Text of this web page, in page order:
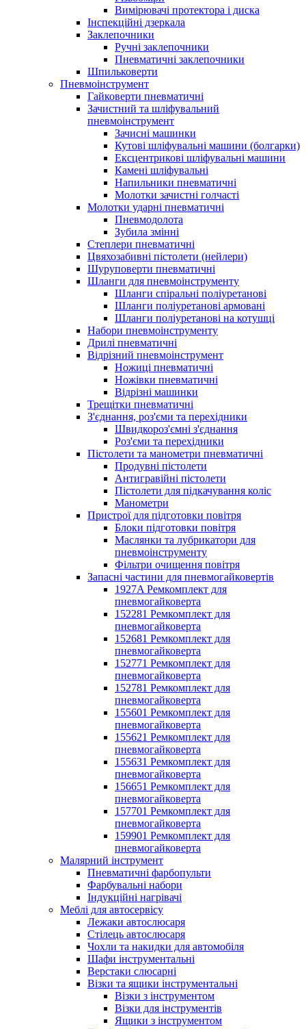
Вимірювачі протектора і диска
Інспекційні дзеркала
Заклепочники
Ручні заклепочники
Пневматичні заклепочники
Шпильковерти
Пневмоінструмент
Гайковерти пневматичні
Зачистний та шліфувальний
пневмоінструмент
Зачисні машинки
Кутові шліфувальні машини (болгарки)
Ексцентрикові шліфувальні машини
Камені шліфувальні
Напильники пневматичні
Молотки зачистні голчасті
Молотки ударні пневматичні
Пневмодолота
Зубила змінні
Степлери пневматичні
Цвяхозабивні пістолети (нейлери)
Шуруповерти пневматичні
Шланги для пневмоінструменту
Шланги спіральні поліуретанові
Шланги поліуретанові армовані
Шланги поліуретанові на котушці
Набори пневмоінструменту
Дрилі пневматичні
Відрізний пневмоінструмент
Ножиці пневматичні
Ножівки пневматичні
Відрізні машинки
Трещітки пневматичні
З'єднання, роз'єми та перехідники
Швидкороз'ємні з'єднання
Роз'єми та перехідники
Пістолети та манометри пневматичні
Продувні пістолети
Антигравійні пістолети
Пістолети для підкачування коліс
Манометри
Пристрої для підготовки повітря
Блоки підготовки повітря
Маслянки та лубрикатори для
пневмоінструменту
Фільтри очищення повітря
Запасні частини для пневмогайковертів
1927A Ремкомплект для
пневмогайковерта
152281 Ремкомплект для
пневмогайковерта
152681 Ремкомплект для
пневмогайковерта
152771 Ремкомплект для
пневмогайковерта
152781 Ремкомплект для
пневмогайковерта
155601 Ремкомплект для
пневмогайковерта
155621 Ремкомплект для
пневмогайковерта
155631 Ремкомплект для
пневмогайковерта
156651 Ремкомплект для
пневмогайковерта
157701 Ремкомплект для
пневмогайковерта
159901 Ремкомплект для
пневмогайковерта
Малярний інструмент
Пневматичні фарбопульти
Фарбувальні набори
Індукційні нагрівачі
Меблі для автосервісу
Лежаки автослюсаря
Стілець автослюсаря
Чохли та накидки для автомобіля
Шафи інструментальні
Верстаки слюсарні
Візки та ящики інструментальні
Візки з інструментом
Візки для інструментів
Ящики з інструментом